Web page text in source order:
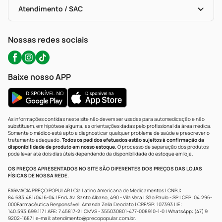
Políticas De Marketplace
Portal Da Privacidade
Atendimento / SAC
Nossas redes sociais
Baixe nosso APP
As informações contidas neste site não devem ser usadas para automedicação e não
substituem, em hipótese alguma, as orientações dadas pelo profissional da área médica.
Somente o médico está apto a diagnosticar qualquer problema de saúde e prescrever o
tratamento adequado. Todos os pedidos efetuados estão sujeitos à confirmação da
disponibilidade de produto em nosso estoque.O processo de separação dos produtos
pode levar até dois dias úteis dependendo da disponibilidade do estoque em loja.
OS PREÇOS APRESENTADOS NO SITE SÃO DIFERENTES DOS PREÇOS DAS LOJAS
FÍSICAS DE NOSSA REDE.
FARMÁCIA PREÇO POPULAR | Cia Latino Americana de Medicamentos | CNPJ:
84.683.481/0416-04 | End: Av. Santo Albano, 490 - Vila Vera | São Paulo - SP | CEP: 04.296-
000Farmacêutica Responsável: Amanda Zelia Deodato | CRF/SP: 107393 | IE:
140.593.699.117 | AFE: 7.45817-2 | CMVS - 355030801-477-008910-1-0 | WhatsApp: (47) 9
9202-1687 | e-mail: atendimento@precopopular.com.br.